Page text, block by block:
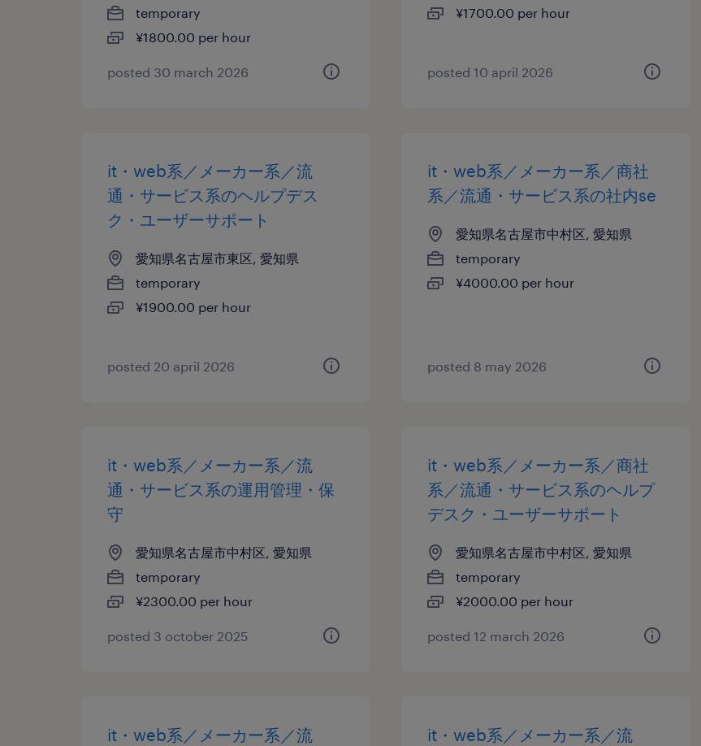
temporary
¥1800.00 per hour
posted 30 march 2026
¥1700.00 per hour
posted 10 april 2026
it・web系／メーカー系／流
通・サービス系のヘルプデス
ク・ユーザーサポート
愛知県名古屋市東区, 愛知県
temporary
¥1900.00 per hour
posted 20 april 2026
it・web系／メーカー系／商社
系／流通・サービス系の社内se
愛知県名古屋市中村区, 愛知県
temporary
¥4000.00 per hour
posted 8 may 2026
it・web系／メーカー系／流
通・サービス系の運用管理・保
守
愛知県名古屋市中村区, 愛知県
temporary
¥2300.00 per hour
posted 3 october 2025
it・web系／メーカー系／商社
系／流通・サービス系のヘルプ
デスク・ユーザーサポート
愛知県名古屋市中村区, 愛知県
temporary
¥2000.00 per hour
posted 12 march 2026
it・web系／メーカー系／流 it・web系／メーカー系／流